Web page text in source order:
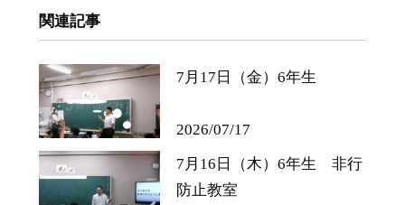
関連記事
7月17日（金）6年生
2026/07/17
7月16日（木）6年生 非行
防止教室